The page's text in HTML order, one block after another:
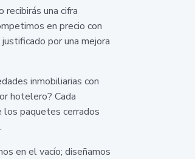
recibirás una cifra
en precio con
por una mejora
inmobiliarias con
hotelero? Cada
los paquetes cerrados
en el vacío; diseñamos